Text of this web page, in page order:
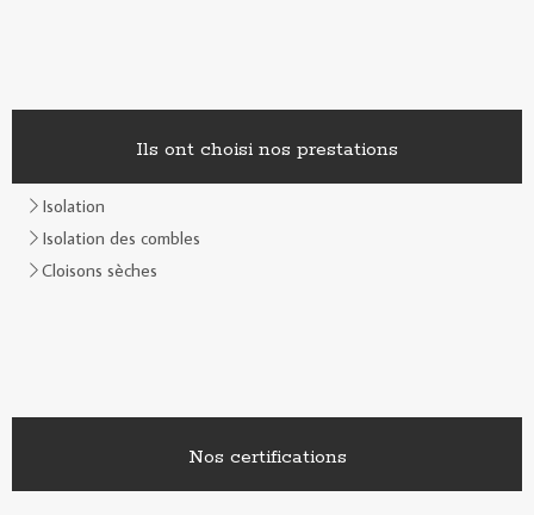
Ils ont choisi nos prestations
Isolation
Isolation des combles
Cloisons sèches
Nos certifications